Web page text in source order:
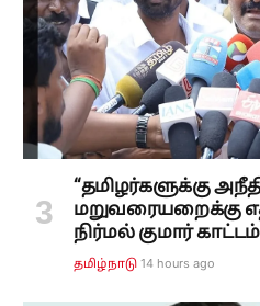
“தமிழர்களுக்கு
மறுவரையறைக்கு
நிர்மல் குமார்
தமிழ்நாடு 14 hours ago